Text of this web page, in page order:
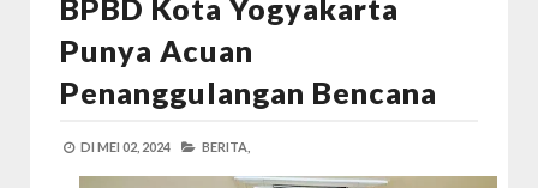
BPBD Kota Yogyakarta
Punya Acuan
Penanggulangan Bencana
DI MEI 02, 2024 BERITA,